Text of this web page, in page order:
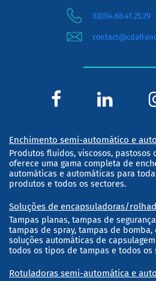
33(0)4.68.41.25.29
Enchimento semi-automático e
Produtos fluidos, viscosos, pastosos
oferece uma gama completa de
automáticas e automáticas para
produtos e todos os sectores.
Soluções de encapsuladoras/
Tampas planas, tampas de
tampas de spray, tampas de bomba,
soluções automáticas de
todos os tipos de tampas e todos os
Rotuladoras semi-automática e